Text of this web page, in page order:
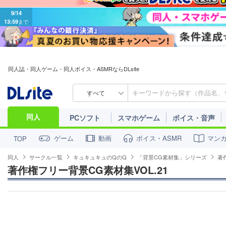
9/14
13:59まで
同人誌・同人ゲーム・同人ボイス・ASMRならDLsite
すべて
同人 PCソフト スマホゲーム ボイス・音声
TOP ゲーム 動画 ボイス・ASMR マン
同人 サークル一覧 キュキュキュのQのQ 「背景CG素材集」シリーズ 著
著作権フリー背景CG素材集VOL.21